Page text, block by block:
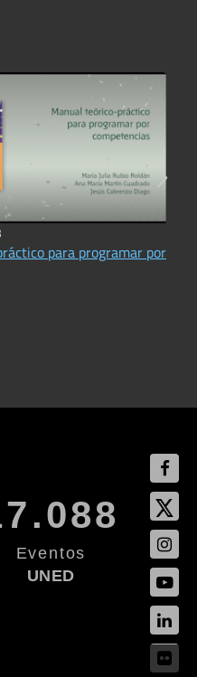
para programar por
Eventos
UNED